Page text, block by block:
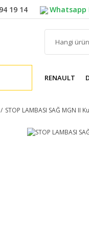
19 14 Whatsapp
RENAULT
STOP LAMBASI SAĞ MGN II